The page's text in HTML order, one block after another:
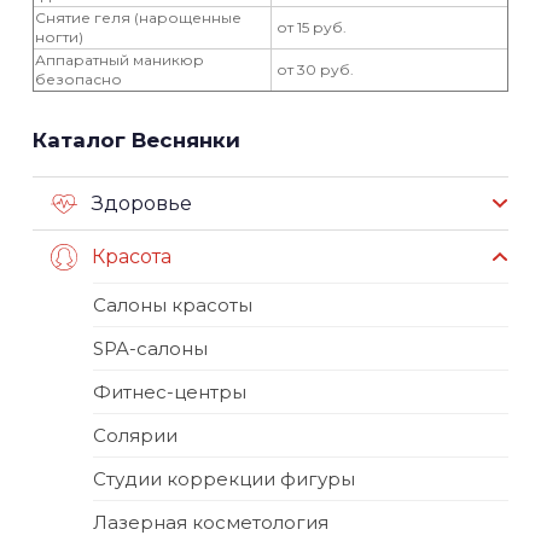
Снятие геля (нарощенные
ногти)
от 15 руб.
Аппаратный маникюр
безопасно
от 30 руб.
Каталог Веснянки
Здоровье
Красота
Салоны красоты
SPA-салоны
Фитнес-центры
Солярии
Студии коррекции фигуры
Лазерная косметология